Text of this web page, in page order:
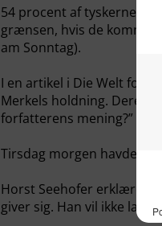
54 procent af tyskerne
grænsen, hvis de kommer
am Sonntag).
I en artikel i Die Welt
Merkels holdning.
forfatterens mening?”
Tirsdag morgen havde
Horst Seehofer erklærede
giver sig. Han vil ikke lave